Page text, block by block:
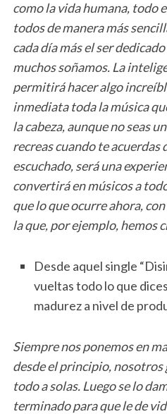
como la vida humana, todo
todos de manera más
cada día más el ser
muchos soñamos. La
permitirá hacer algo
inmediata toda la música
la cabeza, aunque no seas
recreas cuando te acuerdas
escuchado, será una
convertirá en músicos a
que lo que ocurre ahora,
la que, por ejemplo, hemos
Desde aquel single
vueltas todo lo que
madurez a nivel de
Siempre nos ponemos en
desde el principio, nosotros
todo a solas. Luego se lo
terminado para que le de